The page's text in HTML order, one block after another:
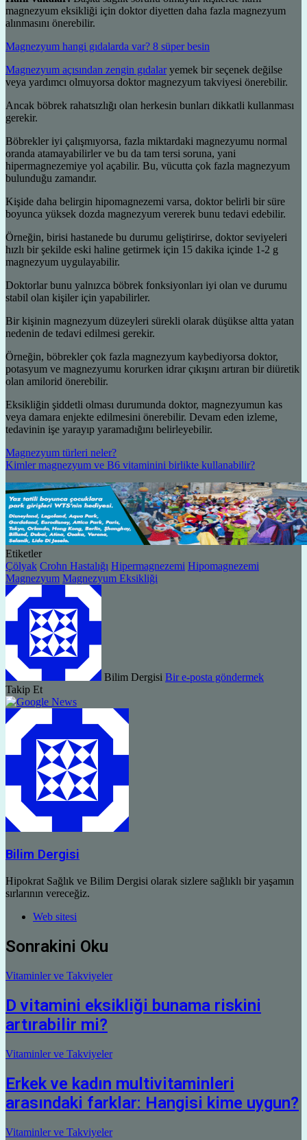
magnezyum eksikliği için doktor diyetten daha fazla magnezyum
alınmasını önerebilir.
Magnezyum hangi gıdalarda var? 8 süper besin
Magnezyum açısından zengin gıdalar yemek bir seçenek değilse
veya yardımcı olmuyorsa doktor magnezyum takviyesi önerebilir.
Ancak böbrek rahatsızlığı olan herkesin bunları dikkatli kullanması
gerekir.
Böbrekler iyi çalışmıyorsa, fazla miktardaki magnezyumu normal
oranda atamayabilirler ve bu da tam tersi soruna, yani
hipermagnezemiye yol açabilir. Bu, vücutta çok fazla magnezyum
bulunduğu zamandır.
Kişide daha belirgin hipomagnezemi varsa, doktor belirli bir süre
boyunca yüksek dozda magnezyum vererek bunu tedavi edebilir.
Örneğin, birisi hastanede bu durumu geliştirirse, doktor seviyeleri
hızlı bir şekilde eski haline getirmek için 15 dakika içinde 1-2 g
magnezyum uygulayabilir.
Doktorlar bunu yalnızca böbrek fonksiyonları iyi olan ve durumu
stabil olan kişiler için yapabilirler.
Bir kişinin magnezyum düzeyleri sürekli olarak düşükse altta yatan
nedenin de tedavi edilmesi gerekir.
Örneğin, böbrekler çok fazla magnezyum kaybediyorsa doktor,
potasyum ve magnezyumu korurken idrar çıkışını artıran bir diüretik
olan amilorid önerebilir.
Eksikliğin şiddetli olması durumunda doktor, magnezyumun kas
veya damara enjekte edilmesini önerebilir. Devam eden izleme,
tedavinin işe yarayıp yaramadığını belirleyebilir.
Magnezyum türleri neler?
Kimler magnezyum ve B6 vitaminini birlikte kullanabilir?
Etiketler
Çölyak Crohn Hastalığı Hipermagnezemi Hipomagnezemi
Magnezyum Magnezyum Eksikliği
Bilim Dergisi Bir e-posta göndermek
Takip Et
Bilim Dergisi
Hipokrat Sağlık ve Bilim Dergisi olarak sizlere sağlıklı bir yaşamın
sırlarının vereceğiz.
Web sitesi
Sonrakini Oku
Vitaminler ve Takviyeler
D vitamini eksikliği bunama riskini
artırabilir mi?
Vitaminler ve Takviyeler
Erkek ve kadın multivitaminleri
arasındaki farklar: Hangisi kime uygun?
Vitaminler ve Takviyeler